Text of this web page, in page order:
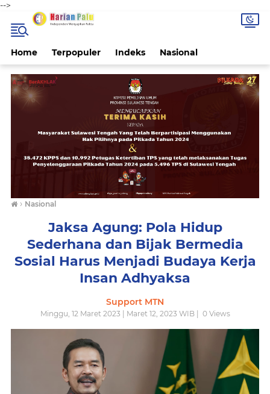
-->
Home Terpopuler Indeks Nasional
› Nasional
Jaksa Agung: Pola Hidup
Sederhana dan Bijak Bermedia
Sosial Harus Menjadi Budaya Kerja
Insan Adhyaksa
Support MTN
Minggu, 12 Maret 2023 | Maret 12, 2023 WIB | 0Views